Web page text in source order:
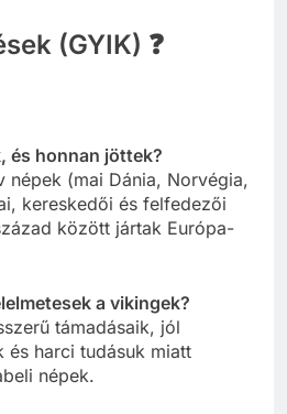
(GYIK) ❓
és honnan jöttek?
népek (mai Dánia, Norvégia,
kereskedői és felfedezői
között jártak Európa-
a vikingek?
támadásaik, jól
és harci tudásuk miatt
népek.